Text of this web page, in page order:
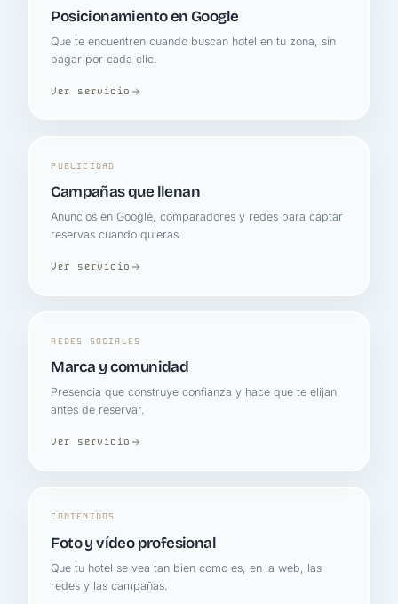
Posicionamiento en Google
Que te encuentren cuando buscan hotel en tu zona, sin
pagar por cada clic.
Ver servicio
PUBLICIDAD
Campañas que llenan
Anuncios en Google, comparadores y redes para captar
reservas cuando quieras.
Ver servicio
REDES SOCIALES
Marca y comunidad
Presencia que construye confianza y hace que te elijan
antes de reservar.
Ver servicio
CONTENIDOS
Foto y vídeo profesional
Que tu hotel se vea tan bien como es, en la web, las
redes y las campañas.